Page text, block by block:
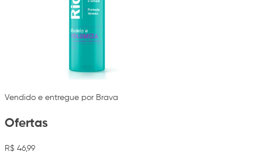
Vendido e entregue por Brava
Ofertas
R$ 46,99